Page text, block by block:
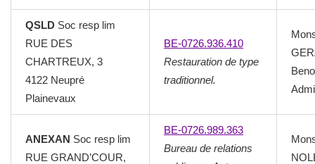
QSLD Soc resp lim
RUE DES
CHARTREUX, 3
4122 Neupré
Plainevaux
BE-0726.936.410
Restauration de type
traditionnel.
ANEXAN Soc resp lim
RUE GRAND’COUR,
BE-0726.989.363
Bureau de relations